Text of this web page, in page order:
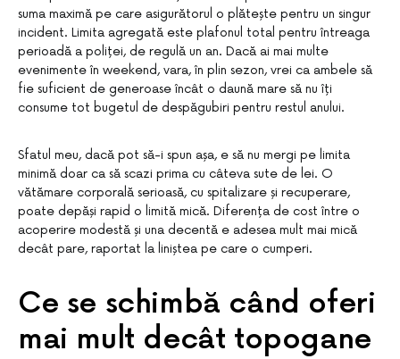
suma maximă pe care asigurătorul o plătește pentru un singur
incident. Limita agregată este plafonul total pentru întreaga
perioadă a poliței, de regulă un an. Dacă ai mai multe
evenimente în weekend, vara, în plin sezon, vrei ca ambele să
fie suficient de generoase încât o daună mare să nu îți
consume tot bugetul de despăgubiri pentru restul anului.
Sfatul meu, dacă pot să-i spun așa, e să nu mergi pe limita
minimă doar ca să scazi prima cu câteva sute de lei. O
vătămare corporală serioasă, cu spitalizare și recuperare,
poate depăși rapid o limită mică. Diferența de cost între o
acoperire modestă și una decentă e adesea mult mai mică
decât pare, raportat la liniștea pe care o cumperi.
Ce se schimbă când oferi
mai mult decât topogane